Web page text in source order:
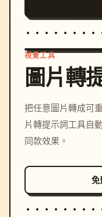
視覺工具
圖片轉
把任意圖片轉成可
片轉提示詞工具自
同款效果。
免